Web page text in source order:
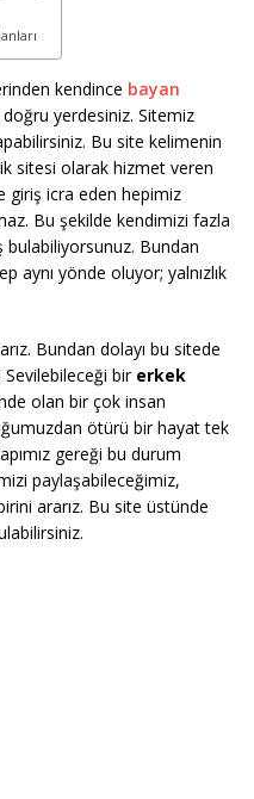
kendince bayan
doğru yerdesiniz. Sitemiz
Bu site kelimenin
sitesi olarak hizmet veren
giriş icra eden hepimiz
Bu şekilde kendimizi fazla
bulabiliyorsunuz. Bundan
aynı yönde oluyor; yalnızlık
Bundan dolayı bu sitede
bir erkek
olan bir çok insan
ötürü bir hayat tek
gereği bu durum
paylaşabileceğimiz,
ararız. Bu site üstünde